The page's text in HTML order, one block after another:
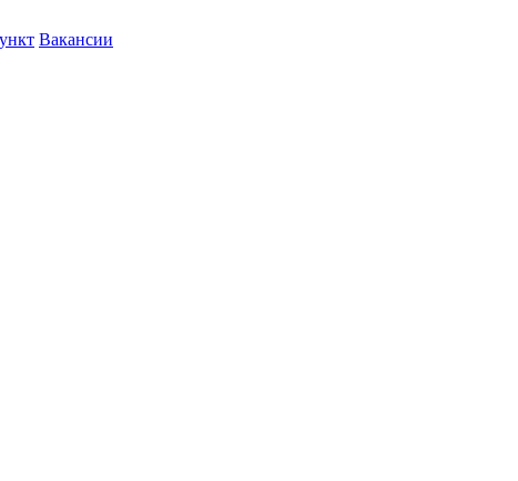
Вакансии